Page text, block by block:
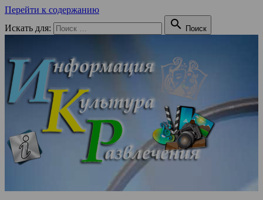
Перейти к содержанию
Искать для:
 Поиск